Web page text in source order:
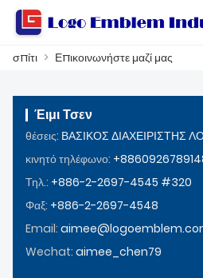
สินค้า
ΕΡΓΑΣΤΗΡΙ
ΣΧΕΤΙΚΆ ΜΕ ΕΜΆΣ
العربية বাংলা ভাষার
σπίτι > Επικοινωνήστε μαζί μας
Έιμι Τσεν
θέσεις: ΒΑΣΙΚΟΣ ΔΙΑΧΕΙΡΙΣΤΗΣ
κινητό τηλέφωνο:
Τηλ.: +886-2-2697-4545 #320
Φαξ: +886-2-2697-4548
Email:
Wechat: aimee_chen79